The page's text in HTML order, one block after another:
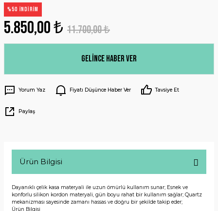
%50 İNDİRİM
5.850,00 ₺ 11.700,00 ₺
Gelince Haber Ver
Yorum Yaz Fiyatı Düşünce Haber Ver Tavsiye Et
Paylaş
Ürün Bilgisi
Dayanıklı çelik kasa materyali ile uzun ömürlü kullanım sunar; Esnek ve
konforlu silikon kordon materyali, gün boyu rahat bir kullanım sağlar; Quartz
mekanizması sayesinde zamanı hassas ve doğru bir şekilde takip eder;
Ürün Bilgisi